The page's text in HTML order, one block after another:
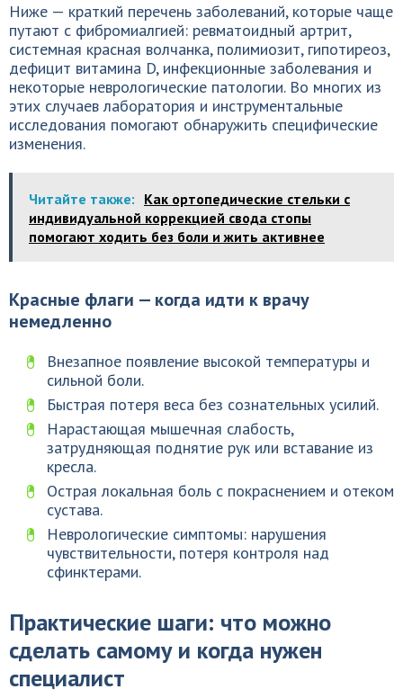
Ниже — краткий перечень заболеваний, которые чаще
путают с фибромиалгией: ревматоидный артрит,
системная красная волчанка, полимиозит, гипотиреоз,
дефицит витамина D, инфекционные заболевания и
некоторые неврологические патологии. Во многих из
этих случаев лаборатория и инструментальные
исследования помогают обнаружить специфические
изменения.
Читайте также: Как ортопедические стельки с
индивидуальной коррекцией свода стопы
помогают ходить без боли и жить активнее
Красные флаги — когда идти к врачу
немедленно
Внезапное появление высокой температуры и
сильной боли.
Быстрая потеря веса без сознательных усилий.
Нарастающая мышечная слабость,
затрудняющая поднятие рук или вставание из
кресла.
Острая локальная боль с покраснением и отеком
сустава.
Неврологические симптомы: нарушения
чувствительности, потеря контроля над
сфинктерами.
Практические шаги: что можно
сделать самому и когда нужен
специалист